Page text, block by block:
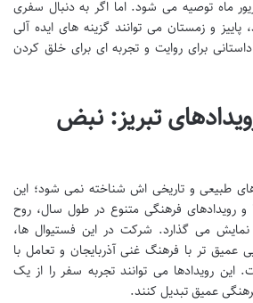
ماه توصیه می شود. اما اگر به دنبال سفری
و زمستان می توانند گزینه های ایده آلی
برای روایت و تجربه ای برای خلق کردن
تبریز: نبض
های طبیعی و تاریخی اش شناخته نمی شود؛ این
و رویدادهای فرهنگی متنوع در طول سال، روح
نمایش می گذارد. شرکت در این فستیوال ها،
عمیق تر با فرهنگ غنی آذربایجان و تعامل با
این رویدادها می توانند تجربه سفر را از یک
عمیق تبدیل کنند.